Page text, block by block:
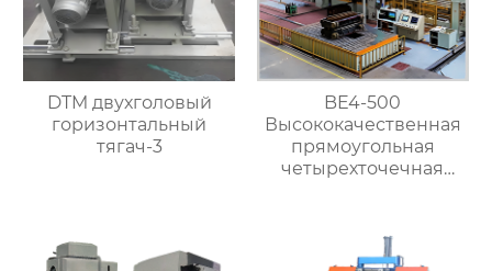
DTM двухголовый
горизонтальный
тягач-3
BE4-500
Высококачественная
прямоугольная
четырехточечная